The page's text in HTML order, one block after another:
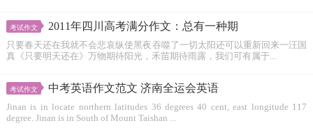
考试作文 2011年四川高考满分作文：总有一种期
只要春天还在我就不会悲哀纵使黑夜吞噬了一切太阳还可以重新回来一汪国
真《只要明天还在》万物期待阳光，禾苗期待雨露，我们可有属于...
考试作文 中考英语作文范文 济南全运会英语
Jinan is in locate northern latitudes 36 degrees 40 cent, east longitude 117
degree. Jinan is in South of Mount Taishan ...